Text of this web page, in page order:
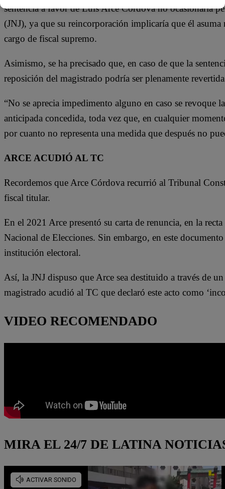
sentencia a favor de Luis Arce Córdova no ocasionaría
(JNJ), ya que su reincorporación implicaría que él
cargo de fiscal supremo.
Asimismo, se ha precisado que, en caso de que la
reposición del magistrado podría ser plenamente
“No se aprecia impedimento alguno en caso se revoque
anticipada concedida, toda vez que, en cualquier
por cuanto no representa una medida que después no
ARCE ACUDIÓ AL TC
Recordemos que Arce Córdova recurrió al Tribunal
fiscal titular.
En el 2021 Arce presentó su carta de renuncia, en la
Nacional de Elecciones. Sin embargo, en este
institución electoral.
Así, la JNJ dispuso que Arce sea destituido a través de
magistrado acudió al TC que declaró este acto como
VIDEO RECOMENDADO
MIRA EL 24/7 DE LATINA